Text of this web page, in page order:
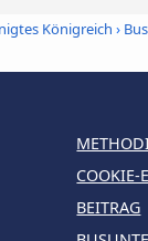
Königreich ›
COOKIE-
BEITRAG